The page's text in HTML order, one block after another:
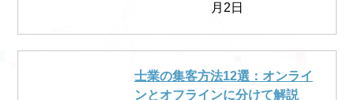
月2日
士業の集客方法12選：オンライ
ンとオフラインに分けて解説